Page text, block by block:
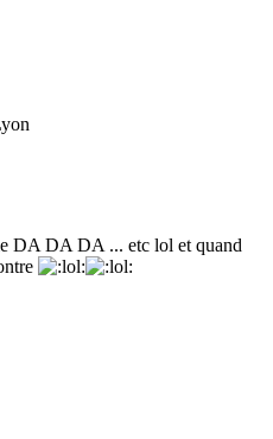
DA DA DA ... etc lol et quand